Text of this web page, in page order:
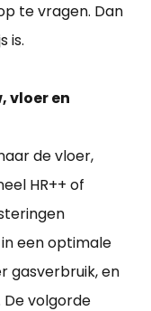
te vragen. Dan
is.
vloer en
de vloer,
HR++ of
een optimale
gasverbruik, en
volgorde